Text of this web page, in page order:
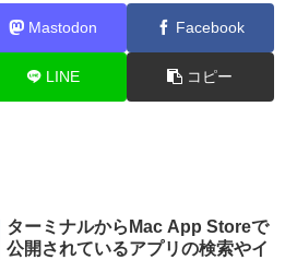
Mastodon Facebook
LINE コピー
ターミナルからMac App Storeで
公開されているアプリの検索やイ